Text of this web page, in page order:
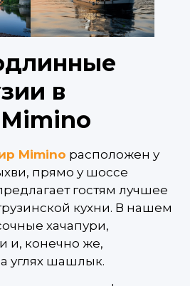
в
Mimino расположен у
прямо у шоссе
гостям лучшее
кухни. В нашем
хачапури,
и, конечно же,
углях шашлык.